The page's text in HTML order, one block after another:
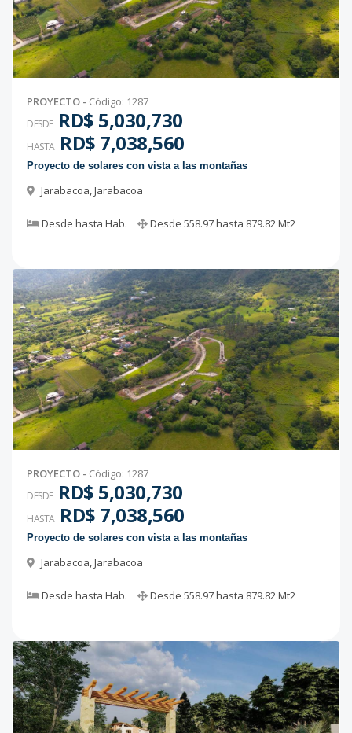
PROYECTO - Código: 1287
DESDE RD$ 5,030,730
HASTA RD$ 7,038,560
Proyecto de solares con vista a las montañas
Jarabacoa,Jarabacoa
Desde hasta Hab. Desde 558.97hasta 879.82Mt2
PROYECTO - Código: 1287
DESDE RD$ 5,030,730
HASTA RD$ 7,038,560
Proyecto de solares con vista a las montañas
Jarabacoa,Jarabacoa
Desde hasta Hab. Desde 558.97hasta 879.82Mt2